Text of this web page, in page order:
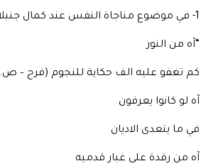
1- في موضوع مناجاة النفس عند كمال جنبلاط نقرأ:
“آه من النور
كم تغفو عليه الف حكاية للنجوم (فرح – ص. 27)
آه لو كانوا يعرفون
في ما يتعدى الاديان
آه من رقدة على غبار قدميه